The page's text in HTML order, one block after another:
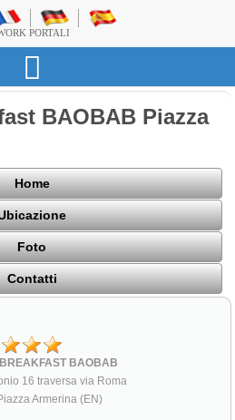
PORTALI
BAOBAB Piazza
Home
Foto
Contatti
BAOBAB
16 traversa via Roma
Armerina (EN)